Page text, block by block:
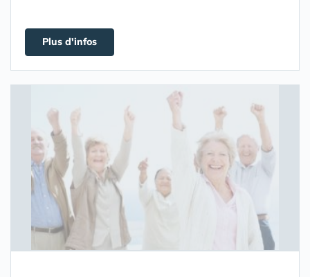
Plus d'infos